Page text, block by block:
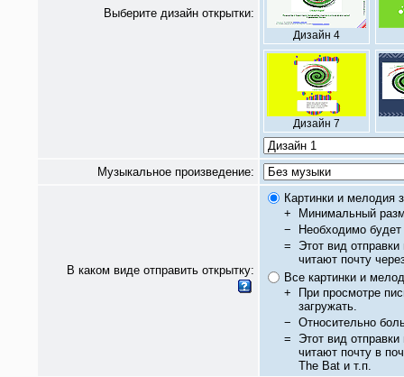
Выберите дизайн открытки:
Дизайн 4
Дизайн 7
Музыкальное произведение:
В каком виде отправить открытку:
Картинки и мелодия
+
Минимальный
−
Необходимо будет
= Этот вид
читают почту
Все картинки и
+
При просмотре
загружать.
− Относительно
= Этот вид
читают почту в
The Bat и т.п.